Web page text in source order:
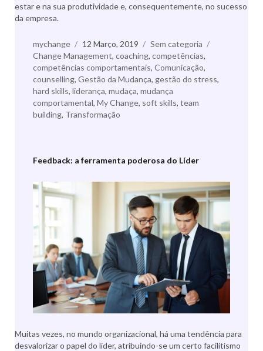
estar e na sua produtividade e, consequentemente, no sucesso
da empresa.
Autor
mychange
Publicado
a
12 Março, 2019 Categorias
Sem categoria
Change Management, coaching, competências,
competências comportamentais, Comunicação,
counselling, Gestão da Mudança, gestão do stress,
hard skills, liderança, mudaça, mudança
comportamental, My Change, soft skills, team
building, Transformação
Feedback: a ferramenta poderosa do Líder
Muitas vezes, no mundo organizacional, há uma tendência para
desvalorizar o papel do líder, atribuindo-se um certo facilitismo